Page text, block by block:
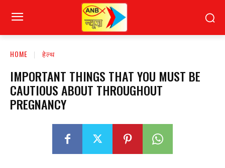
HOME हेल्थ
IMPORTANT THINGS THAT YOU MUST BE
CAUTIOUS ABOUT THROUGHOUT
PREGNANCY